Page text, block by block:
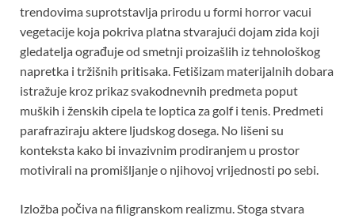
trendovima suprotstavlja prirodu u formi horror vacui
vegetacije koja pokriva platna stvarajući dojam zida koji
gledatelja ograđuje od smetnji proizašlih iz tehnološkog
napretka i tržišnih pritisaka. Fetišizam materijalnih dobara
istražuje kroz prikaz svakodnevnih predmeta poput
muških i ženskih cipela te loptica za golf i tenis. Predmeti
parafraziraju aktere ljudskog dosega. No lišeni su
konteksta kako bi invazivnim prodiranjem u prostor
motivirali na promišljanje o njihovoj vrijednosti po sebi.
Izložba počiva na filigranskom realizmu. Stoga stvara